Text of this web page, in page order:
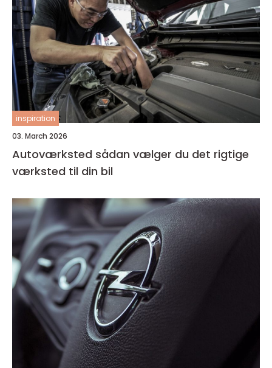
inspiration
03. March 2026
Autoværksted sådan vælger du det rigtige
værksted til din bil